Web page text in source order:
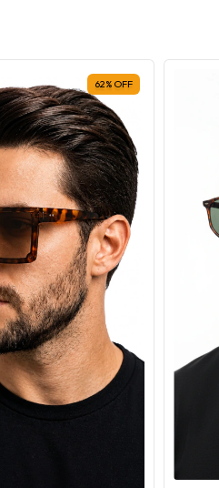
62% OFF